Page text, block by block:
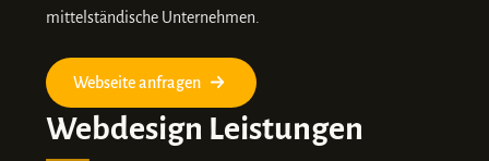
mittelständische Unternehmen.
Webseite anfragen
Webdesign Leistungen